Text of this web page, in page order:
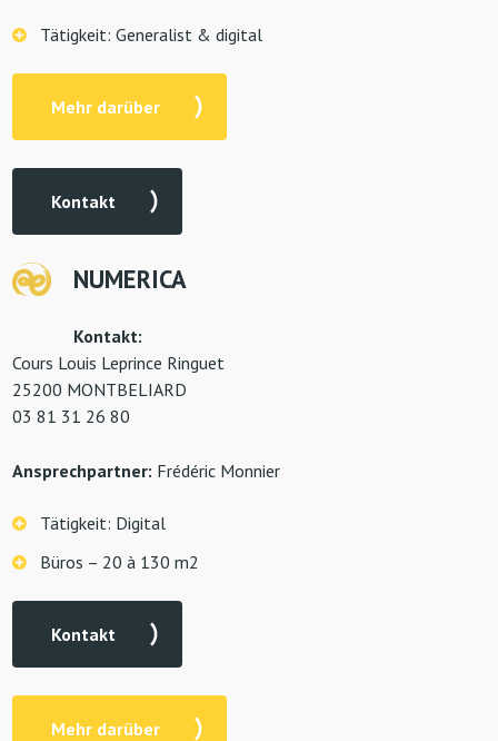
Tätigkeit: Generalist & digital
Mehr darüber
Kontakt
NUMERICA
Kontakt:
Cours Louis Leprince Ringuet
25200 MONTBELIARD
03 81 31 26 80
Ansprechpartner: Frédéric Monnier
Tätigkeit: Digital
Büros – 20 à 130 m2
Kontakt
Mehr darüber